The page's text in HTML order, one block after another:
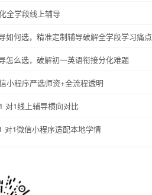
全学段线上辅导
如何选，精准定制辅导破解全学段学习痛点
怎么选，破解初一英语衔接分化难题
小程序严选师资+全流程透明
对1线上辅导横向对比
对1微信小程序适配本地学情